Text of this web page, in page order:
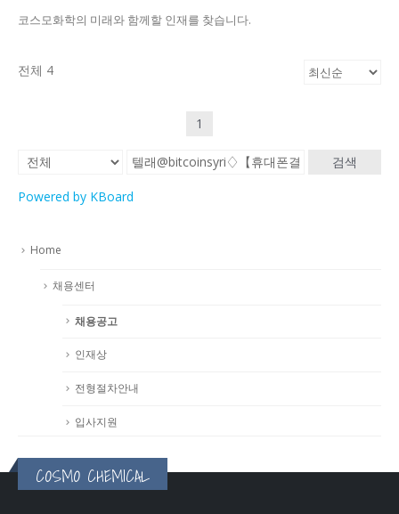
코스모화학의 미래와 함께할 인재를 찾습니다.
전체 4
1
검색
Powered by KBoard
Home
채용센터
채용공고
인재상
전형절차안내
입사지원
COSMO CHEMICAL